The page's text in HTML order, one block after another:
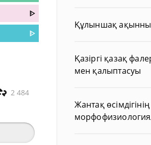
ᐈ
ᐈ
2 484
Құлыншақ
Қазіргі қазақ
мен қалыптасуы
Жантақ өсімдігінің